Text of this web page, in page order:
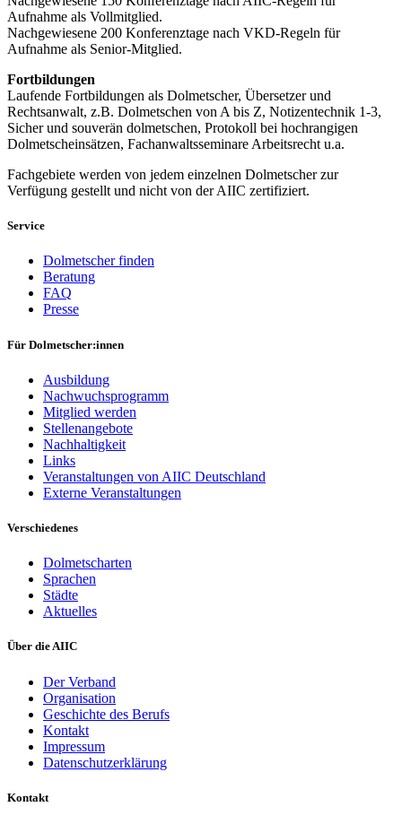
Aufnahme als Vollmitglied.
Nachgewiesene 200 Konferenztage nach VKD-Regeln für
Aufnahme als Senior-Mitglied.
Fortbildungen
Laufende Fortbildungen als Dolmetscher, Übersetzer und
Rechtsanwalt, z.B. Dolmetschen von A bis Z, Notizentechnik 1-3,
Sicher und souverän dolmetschen, Protokoll bei hochrangigen
Dolmetscheinsätzen, Fachanwaltsseminare Arbeitsrecht u.a.
Fachgebiete werden von jedem einzelnen Dolmetscher zur
Verfügung gestellt und nicht von der AIIC zertifiziert.
Service
Dolmetscher finden
Beratung
FAQ
Presse
Für Dolmetscher:innen
Ausbildung
Nachwuchsprogramm
Mitglied werden
Stellenangebote
Nachhaltigkeit
Links
Veranstaltungen von AIIC Deutschland
Externe Veranstaltungen
Verschiedenes
Dolmetscharten
Sprachen
Städte
Aktuelles
Über die AIIC
Der Verband
Organisation
Geschichte des Berufs
Kontakt
Impressum
Datenschutzerklärung
Kontakt